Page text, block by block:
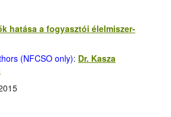
hatása a fogyasztói élelmiszer-
(NFCSO only): Dr. Kasza